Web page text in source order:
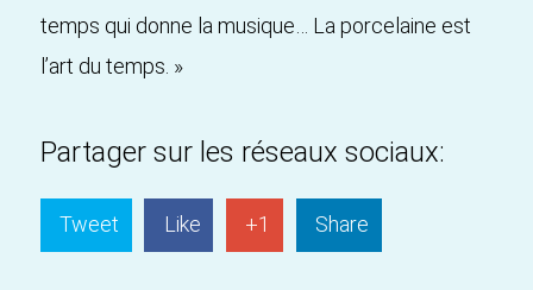
temps qui donne la musique… La porcelaine est
l’art du temps. »
Partager sur les réseaux sociaux:
Tweet Like +1 Share